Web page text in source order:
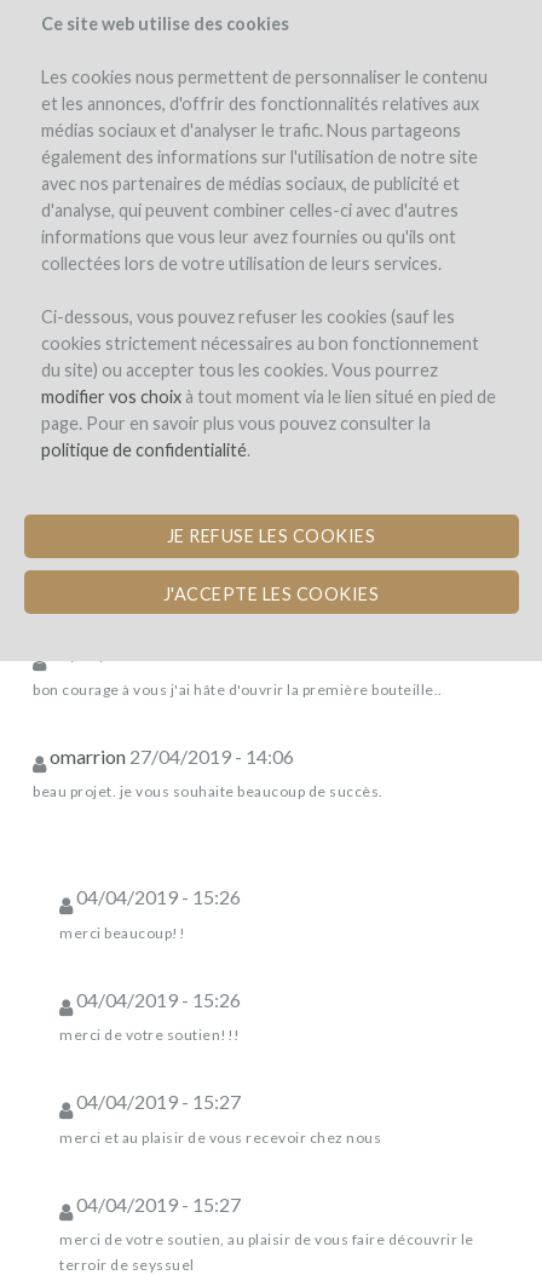
Ce site web utilise des cookies
Les cookies nous permettent de personnaliser le contenu
et les annonces, d'offrir des fonctionnalités relatives aux
médias sociaux et d'analyser le trafic. Nous partageons
également des informations sur l'utilisation de notre site
avec nos partenaires de médias sociaux, de publicité et
d'analyse, qui peuvent combiner celles-ci avec d'autres
informations que vous leur avez fournies ou qu'ils ont
collectées lors de votre utilisation de leurs services.
Ci-dessous, vous pouvez refuser les cookies (sauf les
cookies strictement nécessaires au bon fonctionnement
du site) ou accepter tous les cookies. Vous pourrez
modifier vos choixà tout moment via le lien situé en pied de
page. Pour en savoir plus vous pouvez consulter la
politique de confidentialité.
JE REFUSE LES COOKIES
J'ACCEPTE LES COOKIES
el proyecto la empresa detalles del proyecto opinión de expertos
los reembolsos en vino
Domaine Bott
COMPRA DE MATERIAL VITÍCOLA
nuevo comentario
bon courage à vous j'ai hâte d'ouvrir la première bouteille..
omarrion 27/04/2019 - 14:06
beau projet. je vous souhaite beaucoup de succès.
04/04/2019 - 15:26
merci beaucoup!!
04/04/2019 - 15:26
merci de votre soutien!!!
04/04/2019 - 15:27
merci et au plaisir de vous recevoir chez nous
04/04/2019 - 15:27
merci de votre soutien, au plaisir de vous faire découvrir le
terroir de seyssuel